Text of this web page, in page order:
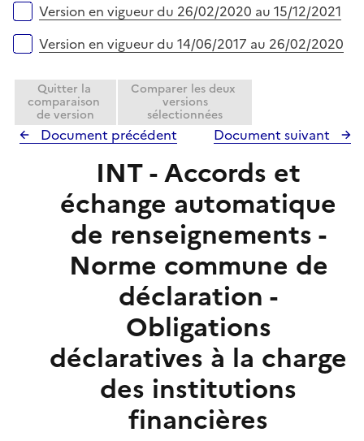
eVersion en vigueur du 26/02/2020 au 15/12/2021
Version en vigueur du 14/06/2017 au 26/02/2020
Quitter la
comparaison
de version
Comparer les deux
versions
sélectionnées
Document précédent Document suivant
INT - Accords et
échange automatique
de renseignements -
Norme commune de
déclaration -
Obligations
déclaratives à la charge
des institutions
financières